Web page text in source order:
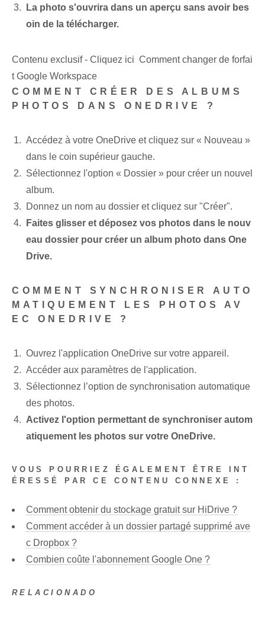
La photo s'ouvrira dans un aperçu sans avoir bes
oin de la télécharger.
Contenu exclusif - Cliquez ici Comment changer de forfai
t Google Workspace
COMMENT CRÉER DES ALBUMS
PHOTOS DANS ONEDRIVE ?
Accédez à votre OneDrive et cliquez sur « Nouveau »
dans le coin supérieur gauche.
Sélectionnez l'option « Dossier » pour créer un nouvel
album.
Donnez un nom au dossier et cliquez sur "Créer".
Faites glisser et déposez vos photos dans le nouv
eau dossier pour créer un album photo dans One
Drive.
COMMENT SYNCHRONISER AUTO
MATIQUEMENT LES PHOTOS AV
EC ONEDRIVE ?
Ouvrez l'application OneDrive sur votre appareil.
Accéder aux paramètres de l'application.
Sélectionnez l’option de synchronisation automatique
des photos.
Activez l'option permettant de synchroniser autom
atiquement les photos sur votre OneDrive.
VOUS POURRIEZ ÉGALEMENT ÊTRE INT
ÉRESSÉ PAR CE CONTENU CONNEXE :
Comment obtenir du stockage gratuit sur HiDrive ?
Comment accéder à un dossier partagé supprimé ave
c Dropbox ?
Combien coûte l'abonnement Google One ?
RELACIONADO